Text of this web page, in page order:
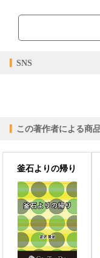
ブラウザビューア・PC
【対応デバイス】
【PC版ConTenDoビューア
【モバイルビューア】
SNS
この著作者による商
釜石よりの帰り